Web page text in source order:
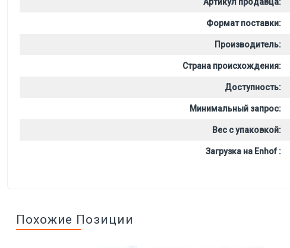
Формат поставки:
Производитель:
Страна происхождения:
Доступность:
Минимальный запрос:
Вес с упаковкой:
Загрузка на Enhof :
Похожие Позиции